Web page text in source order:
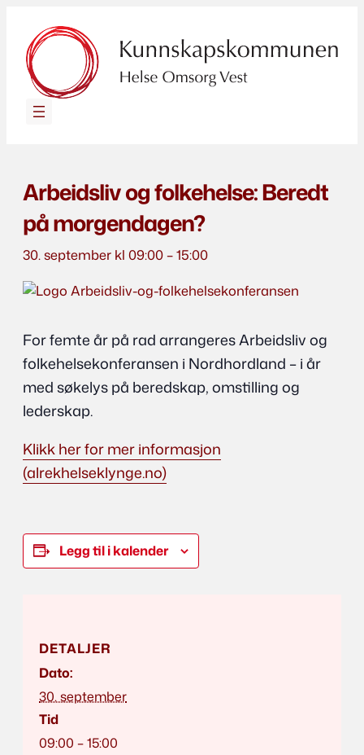
Arbeidsliv og folkehelse: Beredt
på morgendagen?
30. september kl 09:00–15:00
For femte år på rad arrangeres Arbeidsliv og
folkehelsekonferansen i Nordhordland – i år
med søkelys på beredskap, omstilling og
lederskap.
Klikk her for mer informasjon
(alrekhelseklynge.no)
Legg til i kalender
DETALJER
Dato:
30. september
Tid
09:00 – 15:00